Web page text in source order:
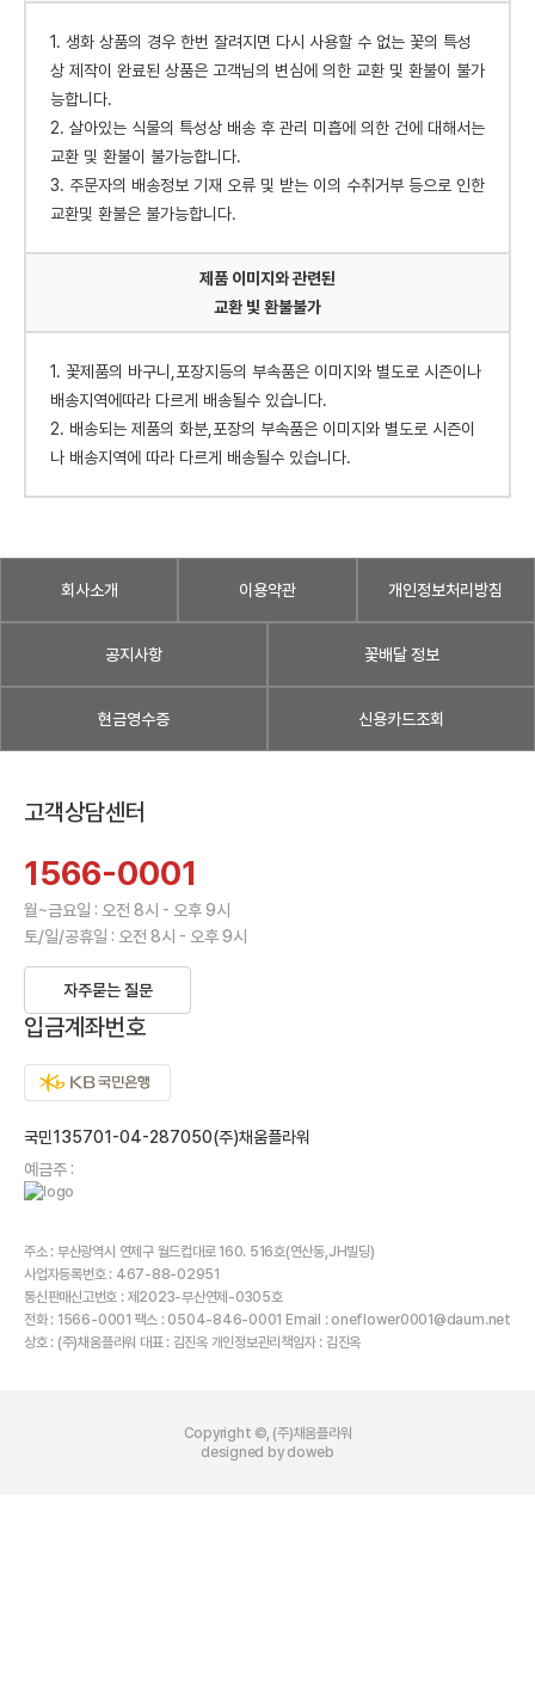
1. 생화 상품의 경우 한번 잘려지면 다시 사용할 수 없는 꽃의 특성
상 제작이 완료된 상품은 고객님의 변심에 의한 교환 및 환불이 불가
능합니다.
2. 살아있는 식물의 특성상 배송 후 관리 미흡에 의한 건에 대해서는
교환 및 환불이 불가능합니다.
3. 주문자의 배송정보 기재 오류 및 받는 이의 수취거부 등으로 인한
교환및 환불은 불가능합니다.
제품 이미지와 관련된
교환 빛 환불불가
1. 꽃제품의 바구니,포장지등의 부속품은 이미지와 별도로 시즌이나
배송지역에따라 다르게 배송될수 있습니다.
2. 배송되는 제품의 화분,포장의 부속품은 이미지와 별도로 시즌이
나 배송지역에 따라 다르게 배송될수 있습니다.
회사소개 이용약관 개인정보처리방침
공지사항 꽃배달 정보
현금영수증 신용카드조회
고객상담센터
1566-0001
월~금요일 : 오전 8시 - 오후 9시
토/일/공휴일 : 오전 8시 - 오후 9시
자주묻는 질문
입금계좌번호
국민135701-04-287050(주)채움플라워
예금주 :
주소 : 부산광역시 연제구 월드컵대로 160. 516호(연산동,JH빌딩)
사업자등록번호 : 467-88-02951
통신판매신고번호 : 제2023-부산연제-0305호
전화 : 1566-0001 팩스 : 0504-846-0001 Email : oneflower0001@daum.net
상호 : (주)채움플라워 대표 : 김진옥 개인정보관리책임자 : 김진옥
Copyright ©, (주)채움플라워
designed by doweb